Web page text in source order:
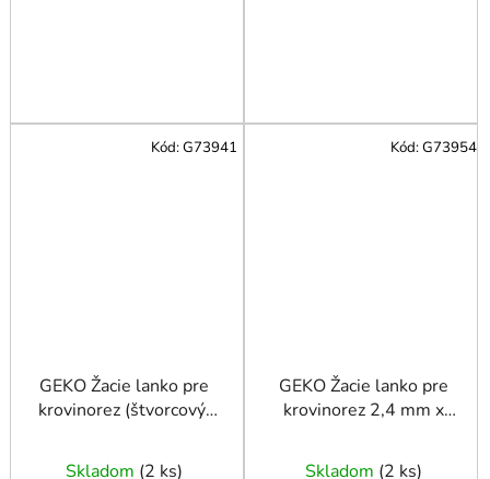
GEKO Žacie lanko pre
krovinorez (štvorcový)
Skladom (2 ks)
Kód:G73941
GEKO Žacie lanko pre
krovinorez 2,4 mm x
Skladom (2 ks)
Kód:G73954